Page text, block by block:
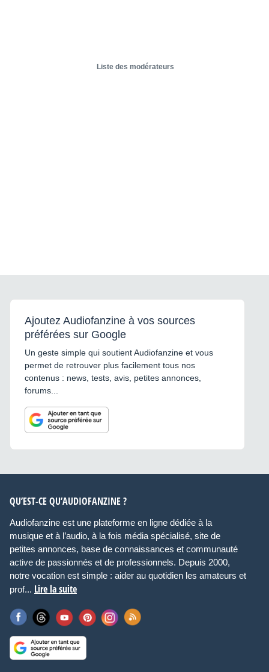
Liste des modérateurs
Ajoutez Audiofanzine à vos sources
préférées sur Google
Un geste simple qui soutient Audiofanzine et vous
permet de retrouver plus facilement tous nos
contenus : news, tests, avis, petites annonces,
forums...
QU’EST-CE QU’AUDIOFANZINE ?
Audiofanzine est une plateforme en ligne dédiée à la
musique et à l’audio, à la fois média spécialisé, site de
petites annonces, base de connaissances et communauté
active de passionnés et de professionnels. Depuis 2000,
notre vocation est simple : aider au quotidien les amateurs et
prof... Lire la suite